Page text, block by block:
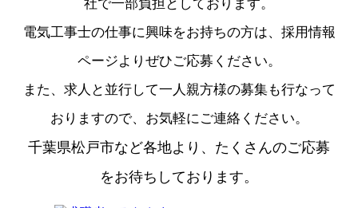
社で一部負担としております。
電気工事士の仕事に興味をお持ちの方は、採用情報
ページよりぜひご応募ください。
また、求人と並行して一人親方様の募集も行なって
おりますので、お気軽にご連絡ください。
千葉県松戸市など各地より、たくさんのご応募
をお待ちしております。